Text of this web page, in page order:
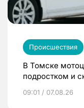
Происшествия
В Томске
подростком и
09:01 / 07.08.26